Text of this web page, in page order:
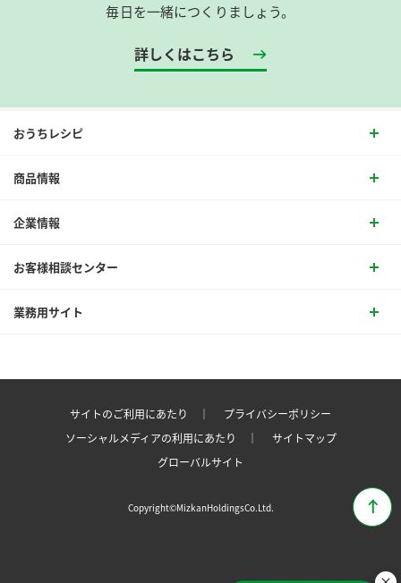
毎日を一緒につくりましょう。
詳しくはこちら
おうちレシピ
商品情報
企業情報
お客様相談センター
業務用サイト
サイトのご利用にあたり ｜
プライバシーポリシー
ソーシャルメディアの利用にあたり ｜
サイトマップ
グローバルサイト
Copyright©MizkanHoldingsCo.Ltd.